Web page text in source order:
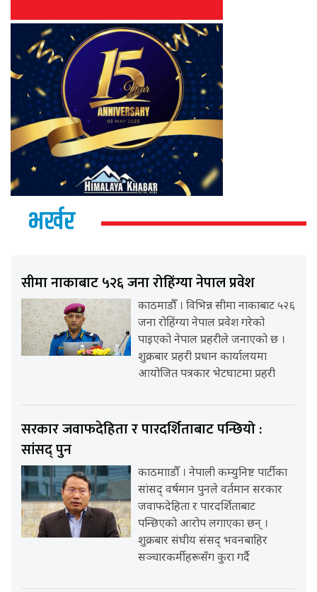
भर्खर
सीमा नाकाबाट ५२६ जना रोहिंग्या नेपाल प्रवेश
काठमाडौँ । विभिन्न सीमा नाकाबाट ५२६
जना रोहिंग्या नेपाल प्रवेश गरेको
पाइएको नेपाल प्रहरीले जनाएको छ ।
शुक्रबार प्रहरी प्रधान कार्यालयमा
आयोजित पत्रकार भेटघाटमा प्रहरी
सरकार जवाफदेहिता र पारदर्शिताबाट पन्छियो :
सांसद् पुन
काठमााडौँ । नेपाली कम्युनिष्ट पार्टीका
सांसद् वर्षमान पुनले वर्तमान सरकार
जवाफदेहिता र पारदर्शिताबाट
पन्छिएको आरोप लगाएका छन् ।
शुक्रबार संघीय संसद् भवनबाहिर
सञ्चारकर्मीहरूसँग कुरा गर्दै